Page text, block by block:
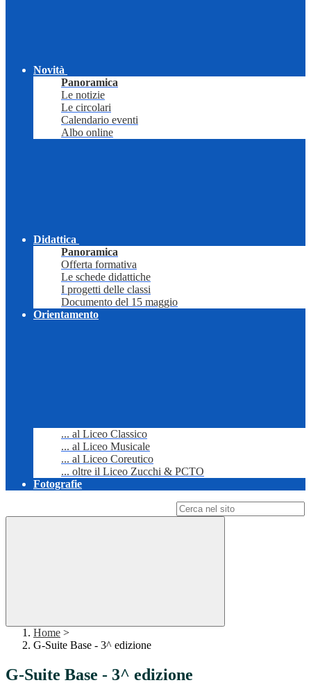
Novità
Panoramica
Le notizie
Le circolari
Calendario eventi
Albo online
Didattica
Panoramica
Offerta formativa
Le schede didattiche
I progetti delle classi
Documento del 15 maggio
Orientamento
... al Liceo Classico
... al Liceo Musicale
... al Liceo Coreutico
... oltre il Liceo Zucchi & PCTO
Fotografie
Home >
G-Suite Base - 3^ edizione
G-Suite Base - 3^ edizione